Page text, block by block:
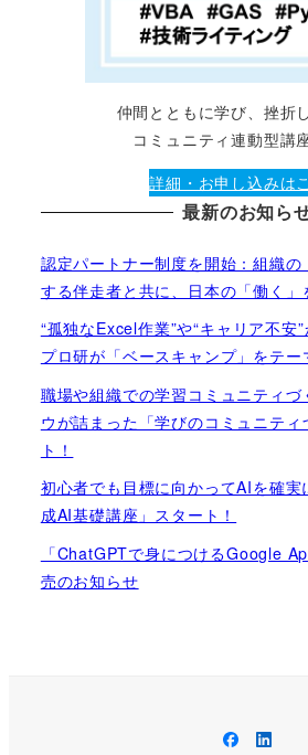
仲間とともに学び、挫折
コミュニティ連動型講
詳細・お申し込みは
最新のお知ら
認定パートナー制度を開始：組織の
する伴走者と共に、日本の「働く」
“孤独なExcel作業”や“キャリア不安
プロ研が「ベースキャンプ」をテー
職場や組織での学習コミュニティづ
ウが詰まった「学びのコミュニテ
ト！
初心者でも目標に向かってAIを確実
成AI基礎講座」スタート！
「ChatGPTで身につけるGoogle
売のお知らせ
Facebook